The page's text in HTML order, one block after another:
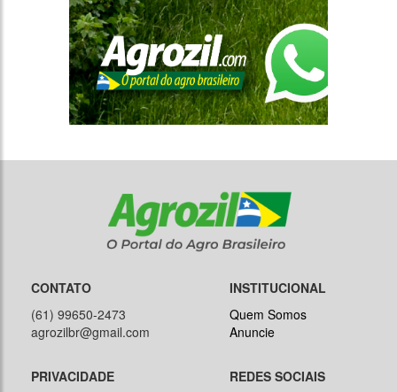
CONTATO
(61) 99650-2473
INSTITUCIONAL
Quem Somos